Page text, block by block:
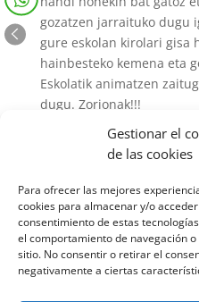
Gestionar el
de las cookies
Para ofrecer las mejores
cookies para almacenar y/o
consentimiento de estas
el comportamiento de navegación
sitio. No consentir o retirar el
negativamente a ciertas
gozatzen jarraituko dugu
gure eskolan kirolari gisa
hainbesteko kemena eta
Eskolatik animatzen
dugu. Zorionak!!!
https://diariodegetxo.es/